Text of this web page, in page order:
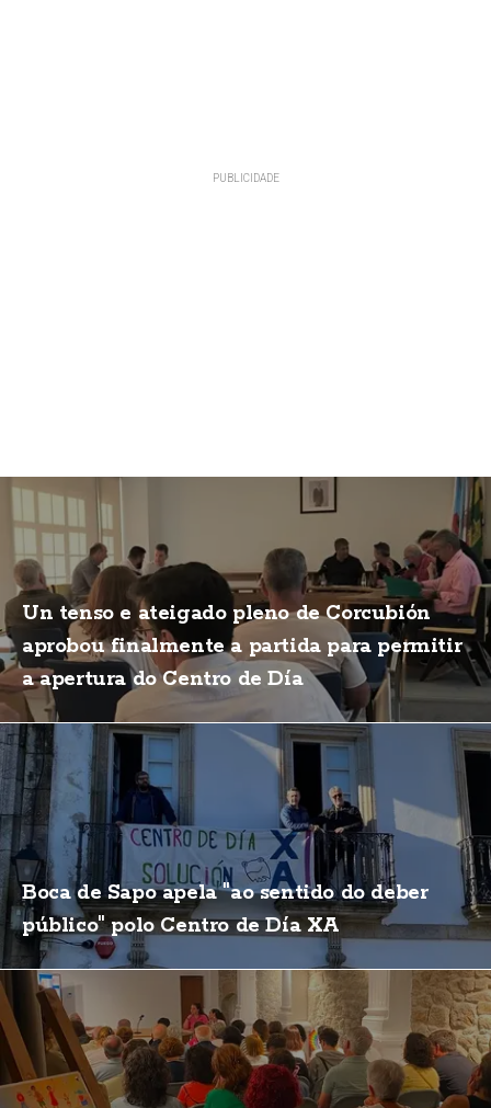
Un tenso e ateigado pleno de Corcubión
aprobou finalmente a partida para permitir
a apertura do Centro de Día
Boca de Sapo apela "ao sentido do deber
público" polo Centro de Día XA